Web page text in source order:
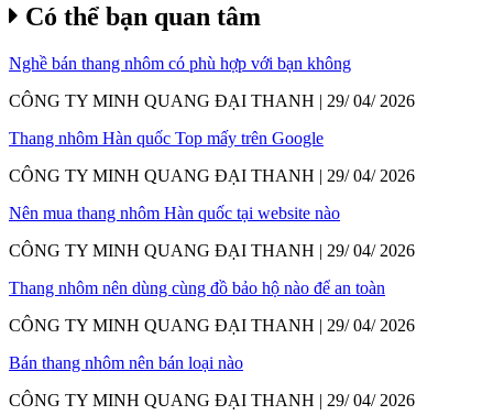
Có thể bạn quan tâm
Nghề bán thang nhôm có phù hợp với bạn không
CÔNG TY MINH QUANG ĐẠI THANH | 29/ 04/ 2026
Thang nhôm Hàn quốc Top mấy trên Google
CÔNG TY MINH QUANG ĐẠI THANH | 29/ 04/ 2026
Nên mua thang nhôm Hàn quốc tại website nào
CÔNG TY MINH QUANG ĐẠI THANH | 29/ 04/ 2026
Thang nhôm nên dùng cùng đồ bảo hộ nào để an toàn
CÔNG TY MINH QUANG ĐẠI THANH | 29/ 04/ 2026
Bán thang nhôm nên bán loại nào
CÔNG TY MINH QUANG ĐẠI THANH | 29/ 04/ 2026